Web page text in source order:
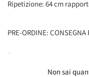
Non sai
Ripetizione: 64 cm
PRE-ORDINE: CONSEGNA